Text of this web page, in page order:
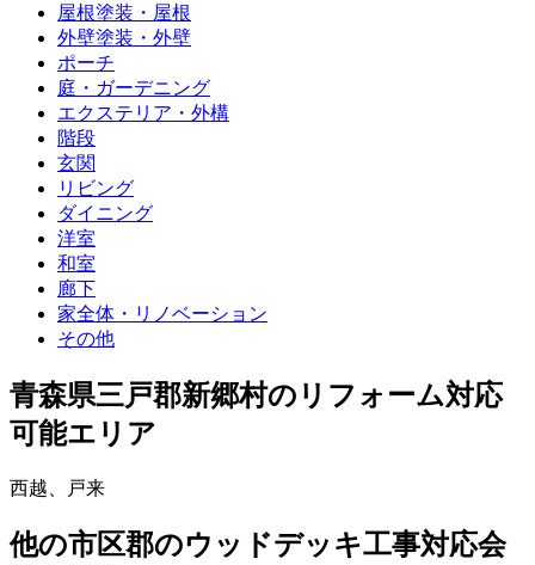
屋根塗装・屋根
外壁塗装・外壁
ポーチ
庭・ガーデニング
エクステリア・外構
階段
玄関
リビング
ダイニング
洋室
和室
廊下
家全体・リノベーション
その他
青森県三戸郡新郷村のリフォーム対応
可能エリア
西越 戸来
他の市区郡のウッドデッキ工事対応会